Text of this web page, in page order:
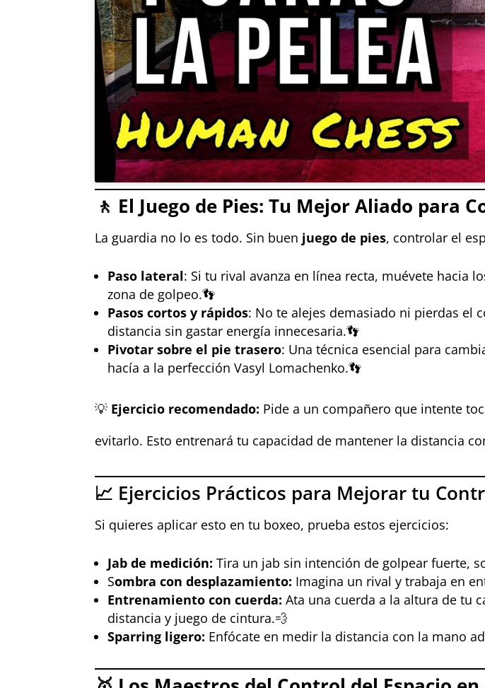
🚶 El Juego de Pies: Tu Mejor Aliado para
La guardia no lo es todo. Sin buen juego de pies, controlar el
Paso lateral: Si tu rival avanza en línea recta, muévete hacia
zona de golpeo.👣
Pasos cortos y rápidos: No te alejes demasiado ni pierdas el
distancia sin gastar energía innecesaria.👣
Pivotar sobre el pie trasero: Una técnica esencial para
hacía a la perfección Vasyl Lomachenko.👣
💡 Ejercicio recomendado: Pide a un compañero que intente
evitarlo. Esto entrenará tu capacidad de mantener la distancia
📈 Ejercicios Prácticos para Mejorar tu
Si quieres aplicar esto en tu boxeo, prueba estos ejercicios:
Jab de medición: Tira un jab sin intención de golpear fuerte,
Sombra con desplazamiento: Imagina un rival y trabaja en
Entrenamiento con cuerda: Ata una cuerda a la altura de tu
distancia y juego de cintura.💨
Sparring ligero: Enfócate en medir la distancia con la mano